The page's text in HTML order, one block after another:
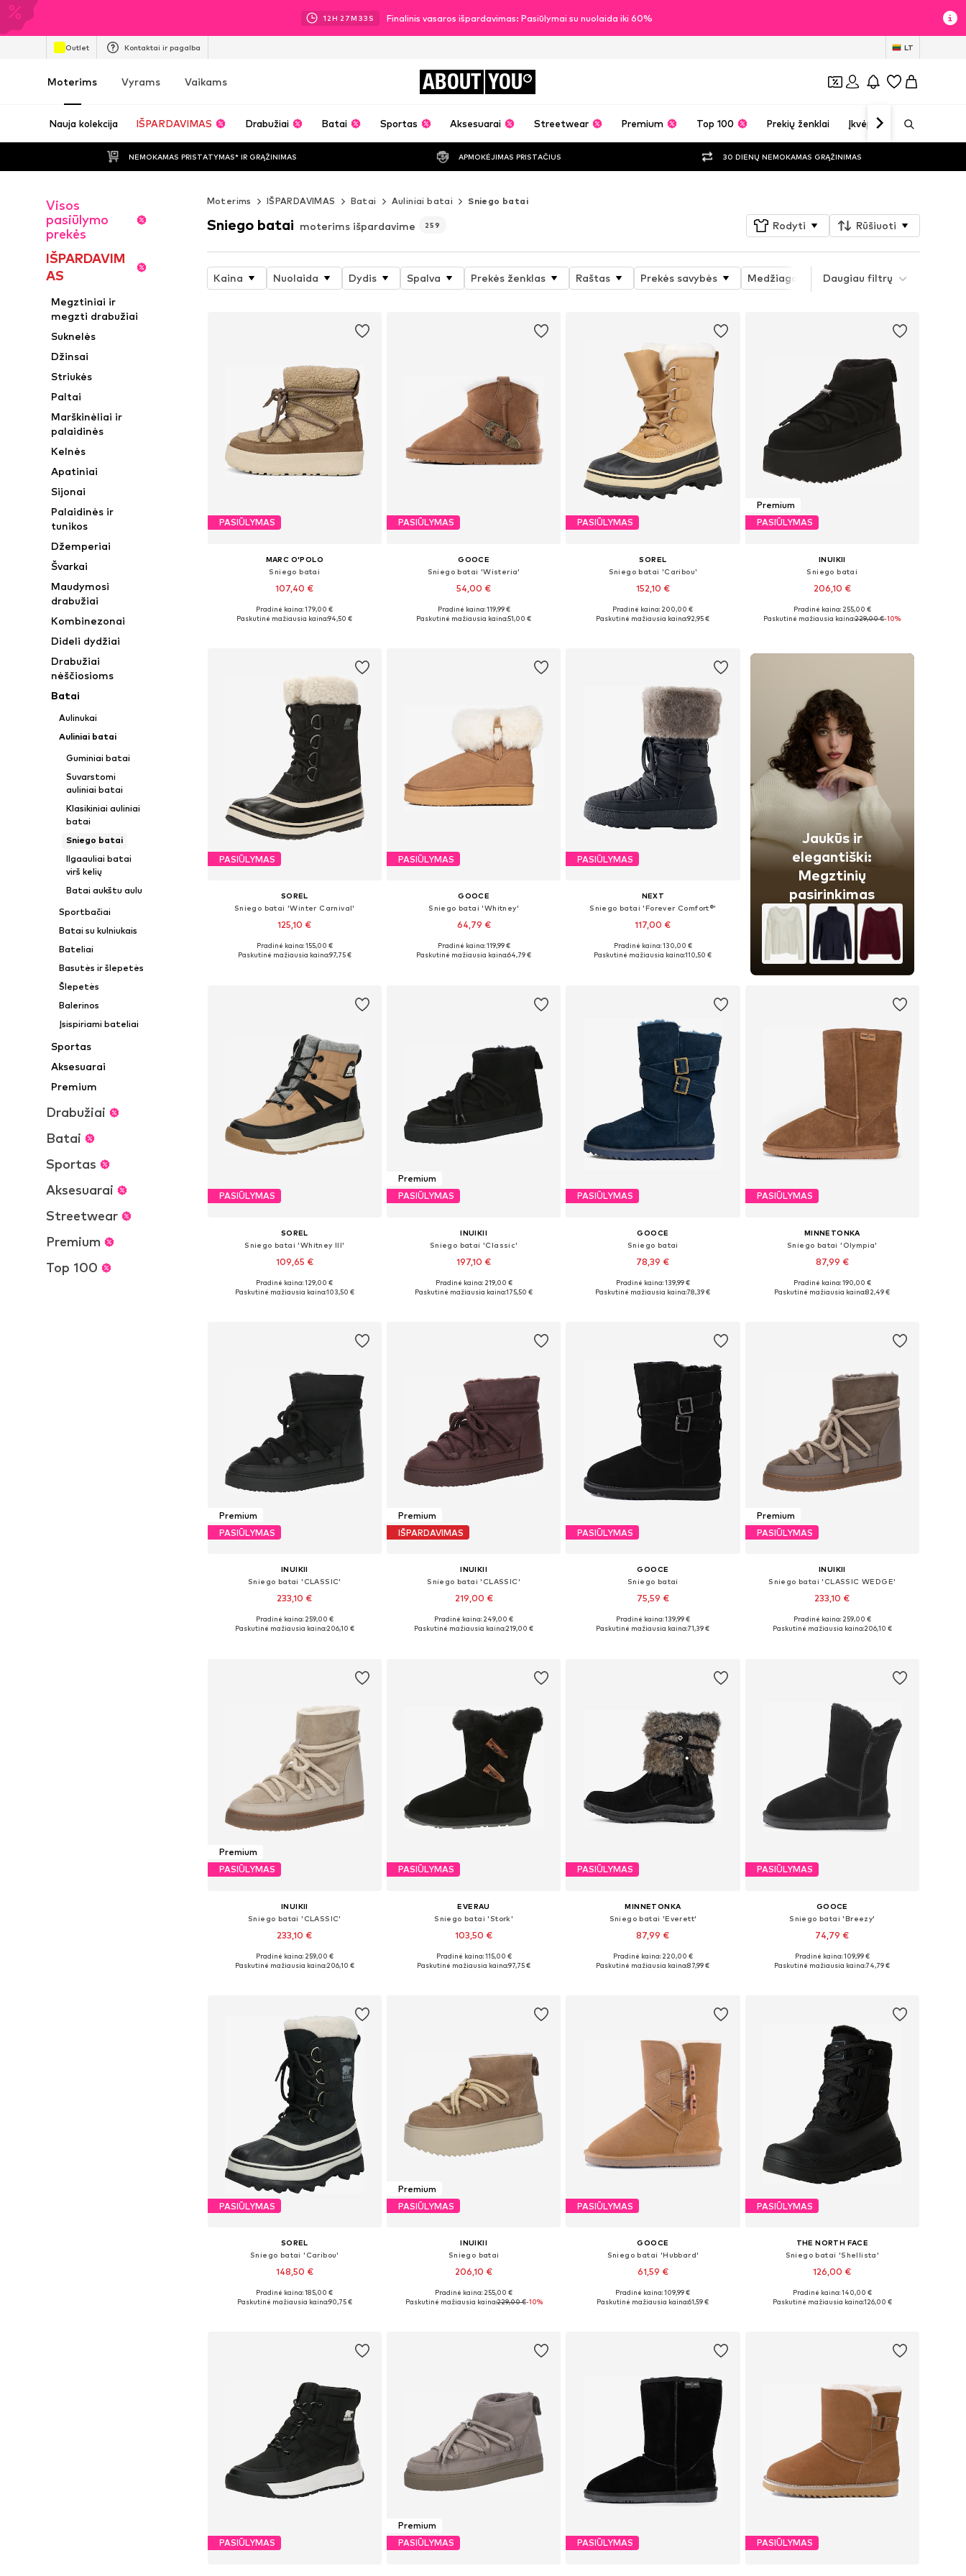
12H 27M 32 S Finalinis vasaros išpardavimas: Pasiūlymai su nuolaida iki 60%
Outlet Kontaktai ir pagalba LT
Moterims Vyrams Vaikams ABOUT YOU
Nauja kolekcija IŠPARDAVIMAS Drabužiai Batai Sportas Aksesuarai Streetwear Premium Top 100 Prekių ženklai Įkvėpimas
NEMOKAMAS PRISTATYMAS* IR GRĄŽINIMAS APMOKĖJIMAS PRISTAČIUS 30 DIENŲ NEMOKAMAS GRĄŽINIMAS
Visos
pasiūlymo
prekės
IŠPARDAVIM
AS
Megztiniai ir
megzti drabužiai
Suknelės
Džinsai
Striukės
Paltai
Marškinėliai ir
palaidinės
Kelnės
Apatiniai
Sijonai
Palaidinės ir
tunikos
Džemperiai
Švarkai
Maudymosi
drabužiai
Kombinezonai
Dideli dydžiai
Drabužiai
nėščiosioms
Batai
Aulinukai
Auliniai batai
Guminiai batai
Suvarstomi
auliniai batai
Klasikiniai auliniai
batai
Sniego batai
Ilgaauliai batai
virš kelių
Batai aukštu aulu
Sportbačiai
Batai su kulniukais
Bateliai
Basutės ir šlepetės
Šlepetės
Balerinos
Įsispiriami bateliai
Sportas
Aksesuarai
Premium
Drabužiai
Batai
Sportas
Aksesuarai
Streetwear
Premium
Top 100
Moterims IŠPARDAVIMAS Batai Auliniai batai Sniego batai
Sniego batai moterims išpardavime 259 Rodyti Rūšiuoti
Kaina Nuolaida Dydis Spalva Prekės ženklas Raštas Prekės savybės Medžiaga Batų forma
Daugiau filtrų
PASIŪLYMAS
MARC O'POLO
Sniego batai
107,40 €
Galimi dydžiai: 36, 38, 39, 41
Pradinė kaina: 179,00 €
Paskutinė mažiausia kaina:94,50 €
PASIŪLYMAS
GOOCE
Sniego batai 'Wisteria'
54,00 €
Galimi dydžiai: 36, 37, 38, 39, 40, 41
Pradinė kaina: 119,99 €
Paskutinė mažiausia kaina:51,00 €
PASIŪLYMAS
SOREL
Sniego batai 'Caribou'
152,10 €
Yra daugybė dydžių
Pradinė kaina: 200,00 €
Paskutinė mažiausia kaina:92,95 €
Premium
PASIŪLYMAS
INUIKII
Sniego batai
206,10 €
Yra daugybė dydžių
Pradinė kaina: 255,00 €
Paskutinė mažiausia kaina:229,00 €-10%
PASIŪLYMAS
SOREL
Sniego batai 'Winter Carnival'
125,10 €
Yra daugybė dydžių
Pradinė kaina: 155,00 €
Paskutinė mažiausia kaina:97,75 €
PASIŪLYMAS
GOOCE
Sniego batai 'Whitney'
64,79 €
Galimi dydžiai: 36, 37, 38, 39, 40
Pradinė kaina: 119,99 €
Paskutinė mažiausia kaina:64,79 €
PASIŪLYMAS
NEXT
Sniego batai 'Forever Comfort®'
117,00 €
Galimi dydžiai: 37, 38, 39, 40, 41
Pradinė kaina: 130,00 €
Paskutinė mažiausia kaina:110,50 €
Jaukūs ir
elegantiški:
Megztinių
pasirinkimas
PASIŪLYMAS
SOREL
Sniego batai 'Whitney III'
109,65 €
Yra daugybė dydžių
Pradinė kaina: 129,00 €
Paskutinė mažiausia kaina:103,50 €
Premium
PASIŪLYMAS
INUIKII
Sniego batai 'Classic'
197,10 €
Yra daugybė dydžių
Pradinė kaina: 219,00 €
Paskutinė mažiausia kaina:175,50 €
PASIŪLYMAS
GOOCE
Sniego batai
78,39 €
Galimi dydžiai: 36, 37, 38, 39, 40, 41
Pradinė kaina: 139,99 €
Paskutinė mažiausia kaina:78,39 €
PASIŪLYMAS
MINNETONKA
Sniego batai 'Olympia'
87,99 €
Galimi dydžiai: 36, 37, 38, 39, 40, 42
Pradinė kaina: 190,00 €
Paskutinė mažiausia kaina:82,49 €
Premium
PASIŪLYMAS
INUIKII
Sniego batai 'CLASSIC'
233,10 €
Yra daugybė dydžių
Pradinė kaina: 259,00 €
Paskutinė mažiausia kaina:206,10 €
Premium
IŠPARDAVIMAS
INUIKII
Sniego batai 'CLASSIC'
219,00 €
Yra daugybė dydžių
Pradinė kaina: 249,00 €
Paskutinė mažiausia kaina:219,00 €
PASIŪLYMAS
GOOCE
Sniego batai
75,59 €
Galimi dydžiai: 36, 37, 38, 39, 40, 41
Pradinė kaina: 139,99 €
Paskutinė mažiausia kaina:71,39 €
Premium
PASIŪLYMAS
INUIKII
Sniego batai 'CLASSIC WEDGE'
233,10 €
Yra daugybė dydžių
Pradinė kaina: 259,00 €
Paskutinė mažiausia kaina:206,10 €
Premium
PASIŪLYMAS
INUIKII
Sniego batai 'CLASSIC'
233,10 €
Yra daugybė dydžių
Pradinė kaina: 259,00 €
Paskutinė mažiausia kaina:206,10 €
PASIŪLYMAS
EVERAU
Sniego batai 'Stork'
103,50 €
Galimi dydžiai: 36, 37, 38, 39, 40
Pradinė kaina: 115,00 €
Paskutinė mažiausia kaina:97,75 €
PASIŪLYMAS
MINNETONKA
Sniego batai 'Everett'
87,99 €
Galimi dydžiai: 36, 37, 38, 39, 40, 41
Pradinė kaina: 220,00 €
Paskutinė mažiausia kaina:87,99 €
PASIŪLYMAS
GOOCE
Sniego batai 'Breezy'
74,79 €
Galimi dydžiai: 36, 37, 38, 39, 40
Pradinė kaina: 109,99 €
Paskutinė mažiausia kaina:74,79 €
PASIŪLYMAS
SOREL
Sniego batai 'Caribou'
148,50 €
Yra daugybė dydžių
Pradinė kaina: 185,00 €
Paskutinė mažiausia kaina:90,75 €
Premium
PASIŪLYMAS
INUIKII
Sniego batai
206,10 €
Yra daugybė dydžių
Pradinė kaina: 255,00 €
Paskutinė mažiausia kaina:229,00 €-10%
PASIŪLYMAS
GOOCE
Sniego batai 'Hubbard'
61,59 €
Galimi dydžiai: 36, 37, 38, 39, 40, 41
Pradinė kaina: 109,99 €
Paskutinė mažiausia kaina:61,59 €
PASIŪLYMAS
THE NORTH FACE
Sniego batai 'Shellista'
126,00 €
Galimi dydžiai: 37, 37,5, 38,5, 39, 40
Pradinė kaina: 140,00 €
Paskutinė mažiausia kaina:126,00 €
PASIŪLYMAS
Premium
PASIŪLYMAS
PASIŪLYMAS PASIŪLYMAS